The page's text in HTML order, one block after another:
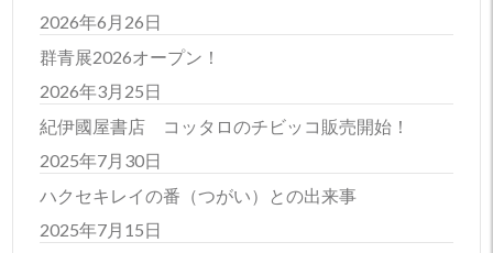
2026年6月26日
群青展2026オープン！
2026年3月25日
紀伊國屋書店 コッタロのチビッコ販売開始！
2025年7月30日
ハクセキレイの番（つがい）との出来事
2025年7月15日